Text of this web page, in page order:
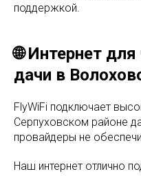
поддержкой.
🌐 Интернет
дачи в
FlyWiFi подключает
Серпуховском районе
провайдеры не
Наш интернет отлично